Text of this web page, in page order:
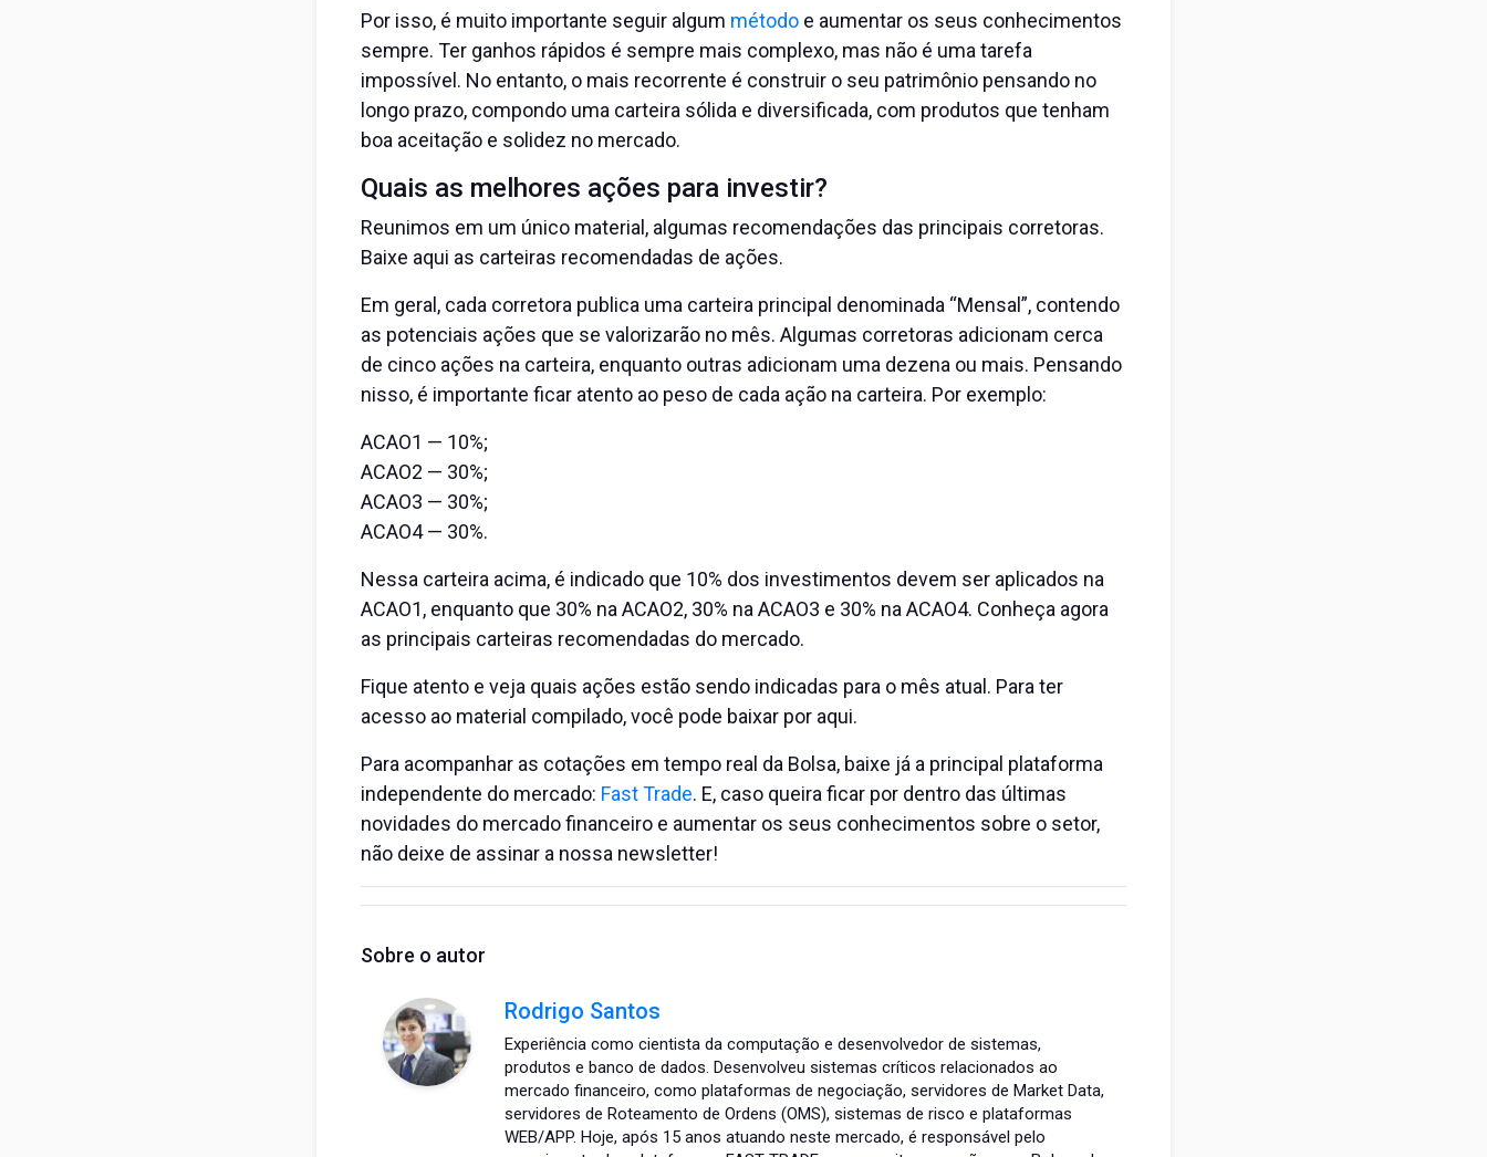
Por isso, é muito importante seguir algum métodoe aumentar os seus conhecimentos
sempre. Ter ganhos rápidos é sempre mais complexo, mas não é uma tarefa
impossível. No entanto, o mais recorrente é construir o seu patrimônio pensando no
longo prazo, compondo uma carteira sólida e diversificada, com produtos que tenham
boa aceitação e solidez no mercado.
Quais as melhores ações para investir?
Reunimos em um único material, algumas recomendações das principais corretoras.
Baixe aqui as carteiras recomendadas de ações.
Em geral, cada corretora publica uma carteira principal denominada “Mensal”, contendo
as potenciais ações que se valorizarão no mês. Algumas corretoras adicionam cerca
de cinco ações na carteira, enquanto outras adicionam uma dezena ou mais. Pensando
nisso, é importante ficar atento ao peso de cada ação na carteira. Por exemplo:
ACAO1 — 10%;
ACAO2 — 30%;
ACAO3 — 30%;
ACAO4 — 30%.
Nessa carteira acima, é indicado que 10% dos investimentos devem ser aplicados na
ACAO1, enquanto que 30% na ACAO2, 30% na ACAO3 e 30% na ACAO4. Conheça agora
as principais carteiras recomendadas do mercado.
Fique atento e veja quais ações estão sendo indicadas para o mês atual. Para ter
acesso ao material compilado, você pode baixar por aqui.
Para acompanhar as cotações em tempo real da Bolsa, baixe já a principal plataforma
independente do mercado: Fast Trade. E, caso queira ficar por dentro das últimas
novidades do mercado financeiro e aumentar os seus conhecimentos sobre o setor,
não deixe de assinar a nossa newsletter!
Sobre o autor
Rodrigo Santos
Experiência como cientista da computação e desenvolvedor de sistemas,
produtos e banco de dados. Desenvolveu sistemas críticos relacionados ao
mercado financeiro, como plataformas de negociação, servidores de Market Data,
servidores de Roteamento de Ordens (OMS), sistemas de risco e plataformas
WEB/APP. Hoje, após 15 anos atuando neste mercado, é responsável pelo